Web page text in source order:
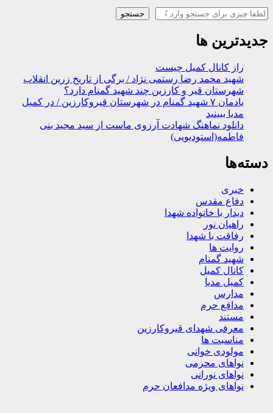
جستجو
جستجو
جدیدترین ها
راز کانال کمیل چیست
شهید محمد رضا رستمی نژاد / برگی از تاریخ زرین انقلاب
شهرستان قیر و کارزین چند شهید گمنام دارد؟
یادمان ۷ شهید گمنام در شهرستان قیروکارزین / در کمیل
مدیا ببینید
دانلود نماهنگ شهادت آرزوی ماست از سید مجید بنی
فاطمه(استودیویی)
دسته‌ها
خبری
دفاع مقدس
دیدار با خانواده شهدا
راهیان نور
رفاقت با شهدا
روایت ها
شهید گمنام
کانال کمیل
کمیل مدیا
مدارس
مدافع حرم
مستند
معرفی شهدای قیروکارزین
مناسبت ها
مولودی خوانی
نواهای محرمی
نواهای نورانی
نواهای ویژه مدافعان حرم